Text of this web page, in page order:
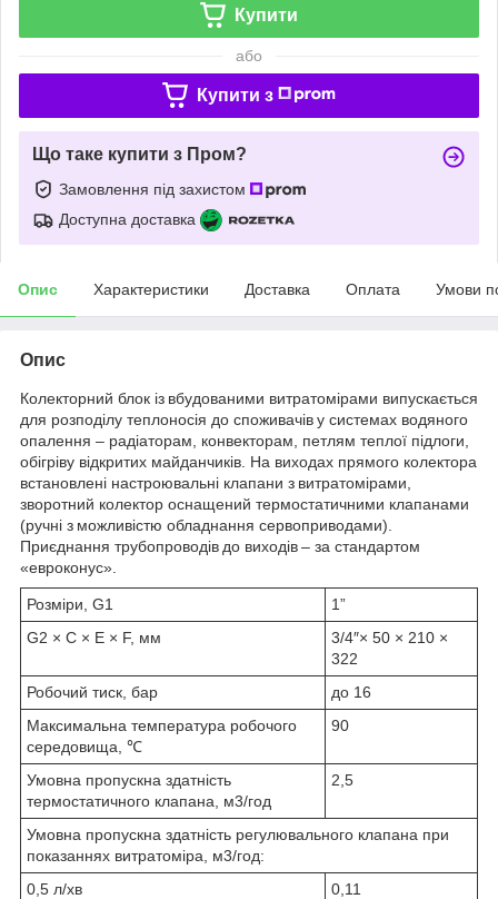
Купити
або
Купити з
Що таке купити з Пром?
Замовлення під захистом
Доступна доставка
Опис Характеристики Доставка Оплата Умови
Опис
Колекторний блок із вбудованими витратомірами випускається
для розподілу теплоносія до споживачів у системах водяного
опалення – радіаторам, конвекторам, петлям теплої підлоги,
обігріву відкритих майданчиків. На виходах прямого колектора
встановлені настроювальні клапани з витратомірами,
зворотний колектор оснащений термостатичними клапанами
(ручні з можливістю обладнання сервоприводами).
Приєднання трубопроводів до виходів – за стандартом
«евроконус».
Розміри, G1
1”
G2 × C × E × F, мм
3/4″× 50 × 210 ×
322
Робочий тиск, бар
до 16
Максимальна температура робочого
середовища, ℃
90
Умовна пропускна здатність
термостатичного клапана, м3/год
2,5
Умовна пропускна здатність регулювального клапана при
показаннях витратоміра, м3/год:
0,5 л/хв
0,11